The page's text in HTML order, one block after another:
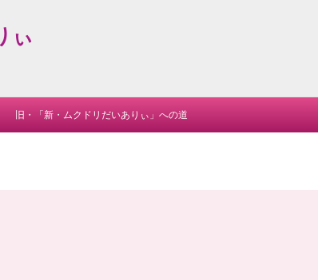
ぃ
Skip
to
旧・「新・ムクドリだいありぃ」への道